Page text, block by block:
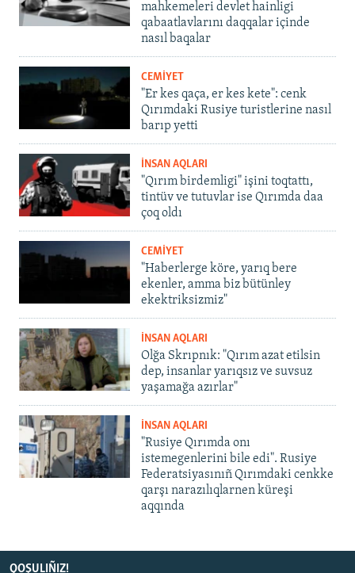
mahkemeleri devlet hainligi
qabaatlavlarını daqqalar içinde
nasıl baqalar
CEMİYET
"Er kes qaça, er kes kete": cenk
Qırımdaki Rusiye turistlerine nasıl
barıp yetti
İNSAN AQLARI
"Qırım birdemligi" işini toqtattı,
tintüv ve tutuvlar ise Qırımda daa
çoq oldı
CEMİYET
"Haberlerge köre, yarıq bere
ekenler, amma biz bütünley
ekektriksizmiz"
İNSAN AQLARI
Olğa Skrıpnık: "Qırım azat etilsin
dep, insanlar yarıqsız ve suvsuz
yaşamağa azırlar"
İNSAN AQLARI
"Rusiye Qırımda onı
istemegenlerini bile edi". Rusiye
Federatsiyasınıñ Qırımdaki cenkke
qarşı narazılıqlarnen küreşi
aqqında
QOŞULIÑIZ!